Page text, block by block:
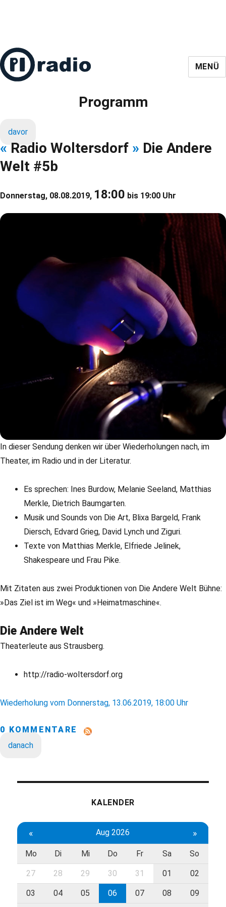
MENÜ
Programm
davor
« Radio Woltersdorf » Die Andere
Welt #5b
Donnerstag, 08.08.2019, 18:00 bis 19:00 Uhr
In dieser Sendung denken wir über Wiederholungen nach, im
Theater, im Radio und in der Literatur.
Es sprechen: Ines Burdow, Melanie Seeland, Matthias
Merkle, Dietrich Baumgarten.
Musik und Sounds von Die Art, Blixa Bargeld, Frank
Diersch, Edvard Grieg, David Lynch und Ziguri.
Texte von Matthias Merkle, Elfriede Jelinek,
Shakespeare und Frau Pike.
Mit Zitaten aus zwei Produktionen von Die Andere Welt Bühne:
»Das Ziel ist im Weg« und »Heimatmaschine«.
Die Andere Welt
Theaterleute aus Strausberg.
http://radio-woltersdorf.org
Wiederholung vom Donnerstag, 13.06.2019, 18:00 Uhr
0 KOMMENTARE
danach
KALENDER
« Aug 2026 »
Mo Di Mi Do Fr Sa So
27 28 29 30 31 01 02
03 04 05 06 07 08 09